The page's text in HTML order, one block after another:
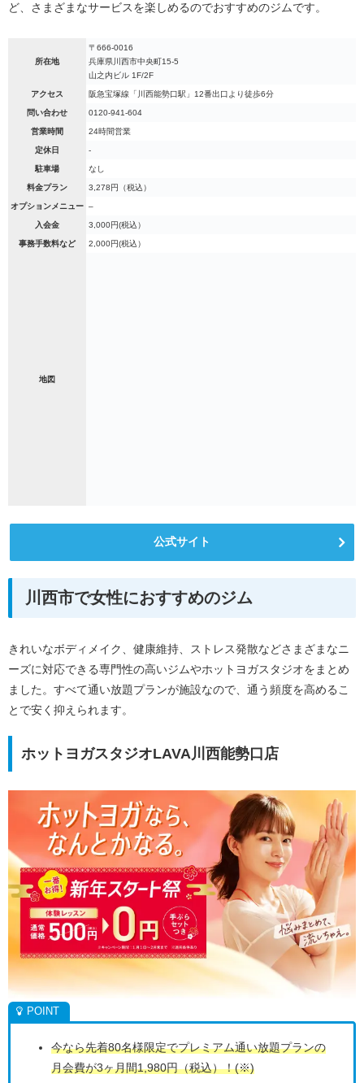
ど、さまざまなサービスを楽しめるのでおすすめのジムです。
所在地
〒666-0016
兵庫県川西市中央町15-5
山之内ビル 1F/2F
アクセス 阪急宝塚線「川西能勢口駅」12番出口より徒歩6分
問い合わせ 0120-941-604
営業時間 24時間営業
定休日 ‐
駐車場 なし
料金プラン 3,278円（税込）
オプションメニュー –
入会金 3,000円(税込）
事務手数料など 2,000円(税込）
地図
公式サイト
川西市で女性におすすめのジム
きれいなボディメイク、健康維持、ストレス発散などさまざまなニ
ーズに対応できる専門性の高いジムやホットヨガスタジオをまとめ
ました。すべて通い放題プランが施設なので、通う頻度を高めるこ
とで安く抑えられます。
ホットヨガスタジオLAVA川西能勢口店
今なら先着80名様限定でプレミアム通い放題プランの
月会費が3ヶ月間1,980円（税込）！(※)